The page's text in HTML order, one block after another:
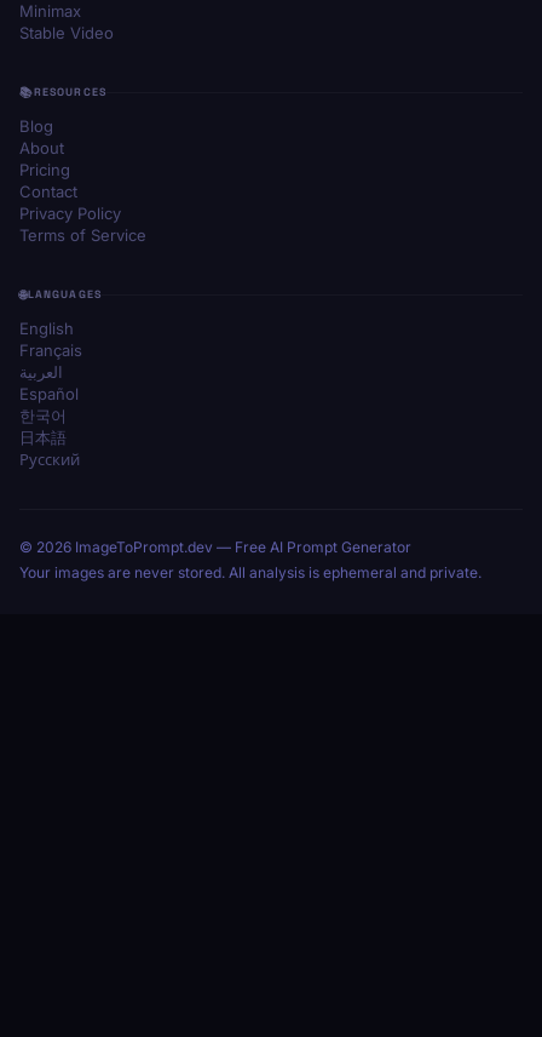
Minimax
Stable Video
RESOURCES
Blog
About
Pricing
Contact
Privacy Policy
Terms of Service
LANGUAGES
English
Français
العربية
Español
한국어
日本語
Русский
© 2026 ImageToPrompt.dev — Free AI Prompt Generator
Your images are never stored. All analysis is ephemeral and private.